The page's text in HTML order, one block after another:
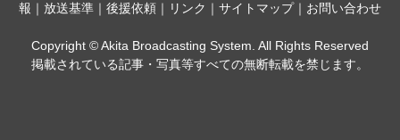
報 ｜ 放送基準 ｜ 後援依頼 ｜ リンク ｜ サイトマップ｜ お問い合わせ
Copyright © Akita Broadcasting System. All Rights Reserved
掲載されている記事・写真等すべての無断転載を禁じます。